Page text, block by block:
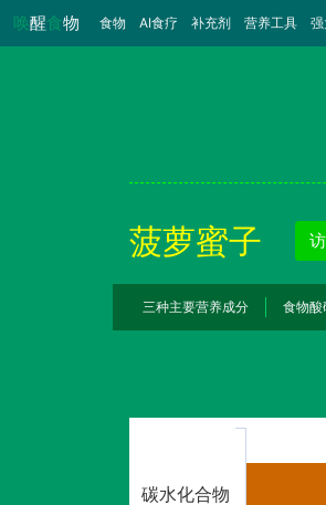
唤醒食物 食物 （当前）
AI食疗 补充剂 营养工具
菠萝蜜子
三种主要营养成分 食物酸
碳水化合物